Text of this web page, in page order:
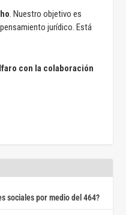
. Nuestro objetivo es
jurídico. Está
con la colaboración
sociales por medio del 464?